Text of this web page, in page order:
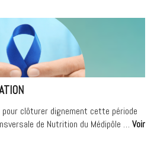
clôturer dignement cette période
de Nutrition du Médipôle … Voir